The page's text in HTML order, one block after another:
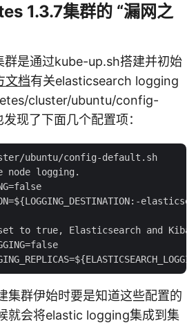
1.3.7集群的 “漏网之
群是通过kube-up.sh搭建并初始
文档有关elasticsearch logging
cluster/ubuntu/config-
现了下面几个配置项：
ubuntu/config-default.sh
node logging.
set to true, Elasticsearch and
集群伊始时要是知道这些配置的
就会将elastic logging集成到集